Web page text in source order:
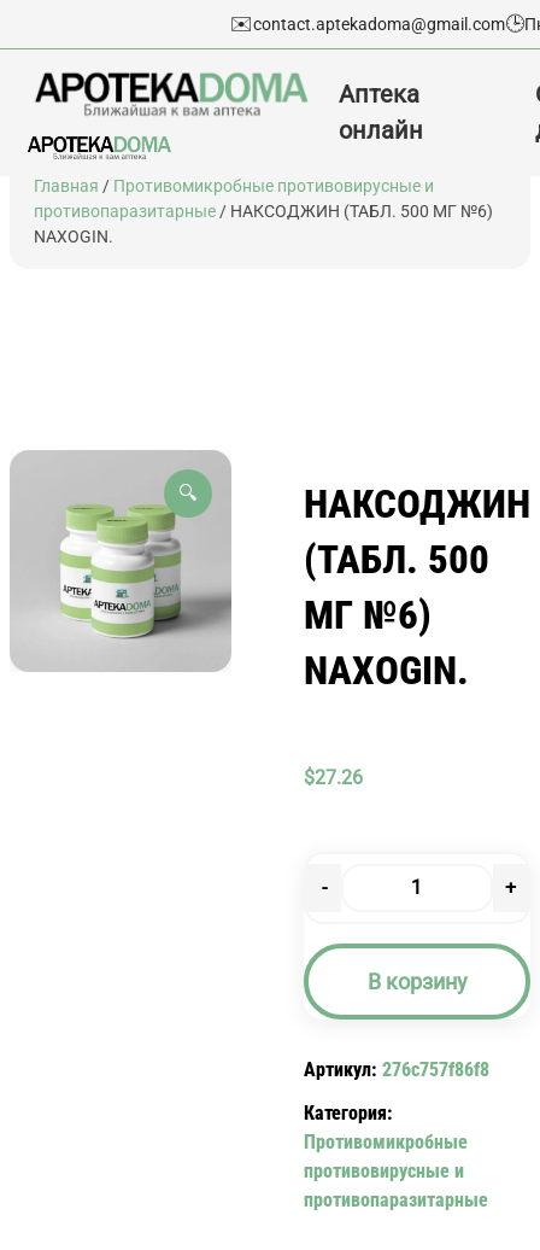
Перейти
содержимому
✉️contact.aptekadoma@gmail.com🕒
Аптека
онлайн
Главная / Противомикробные противовирусные и
противопаразитарные / НАКСОДЖИН (ТАБЛ. 500 МГ №6)
NAXOGIN.
🔍
НАКСОДЖИН
(ТАБЛ. 500
МГ №6)
NAXOGIN.
$27.26
-
НАКСОДЖИН
(ТАБЛ.
500
№6)
NAXOGIN.
+
В корзину
Артикул: 276c757f86f8
Категория:
Противомикробные
противовирусные и
противопаразитарные